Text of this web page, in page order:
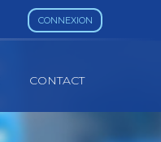
CONNEXION
CONTACT